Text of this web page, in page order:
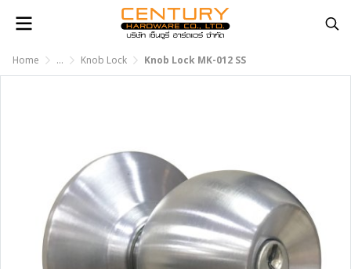
Home ... Knob Lock Knob Lock MK-012 SS